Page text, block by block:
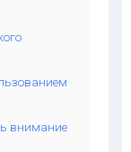
внимание